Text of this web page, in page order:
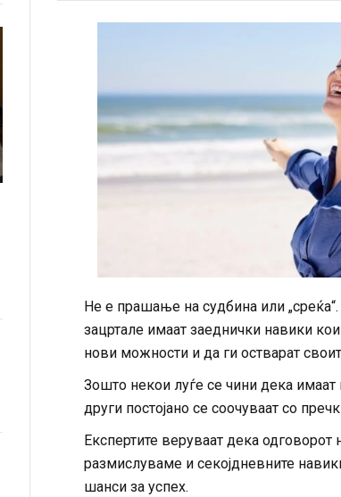
Не е прашање на судбина или
зацртале имаат заеднички навики
нови можности и да ги остварат
Зошто некои луѓе се чини дека
други постојано се соочуваат со
Експертите веруваат дека одговорот
размислуваме и секојдневните
шанси за успех.